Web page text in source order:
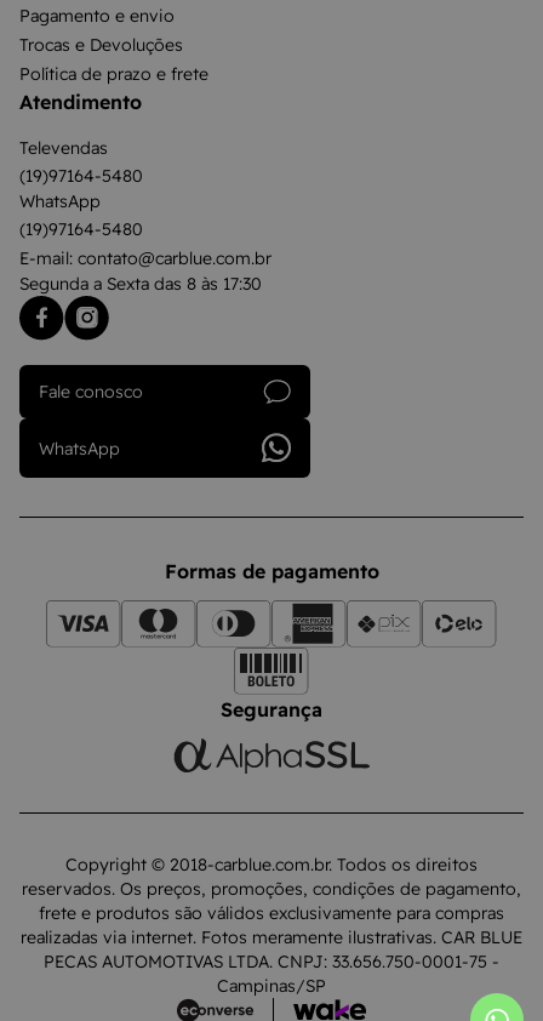
Pagamento e envio
Trocas e Devoluções
Política de prazo e frete
Atendimento
Televendas
(19)97164-5480
WhatsApp
(19)97164-5480
E-mail: contato@carblue.com.br
Segunda a Sexta das 8 às 17:30
Fale conosco
WhatsApp
Formas de pagamento
Segurança
Copyright © 2018-carblue.com.br. Todos os direitos
reservados. Os preços, promoções, condições de pagamento,
frete e produtos são válidos exclusivamente para compras
realizadas via internet. Fotos meramente ilustrativas. CAR BLUE
PECAS AUTOMOTIVAS LTDA. CNPJ: 33.656.750-0001-75 -
Campinas/SP